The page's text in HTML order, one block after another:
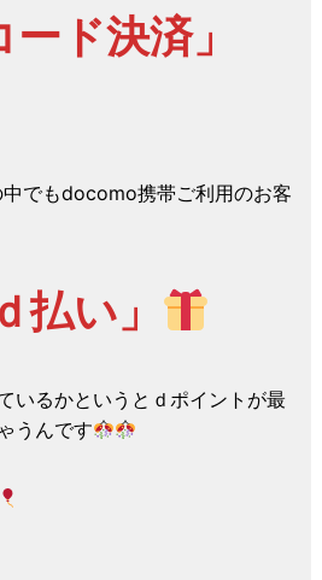
ード決済」
でもdocomo携帯ご利用のお客
払い」
いるかというとｄポイントが最
うんです